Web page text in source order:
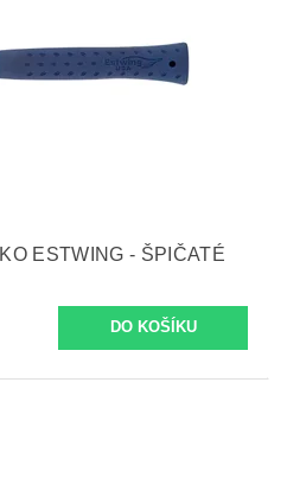
ESTWING - ŠPIČATÉ